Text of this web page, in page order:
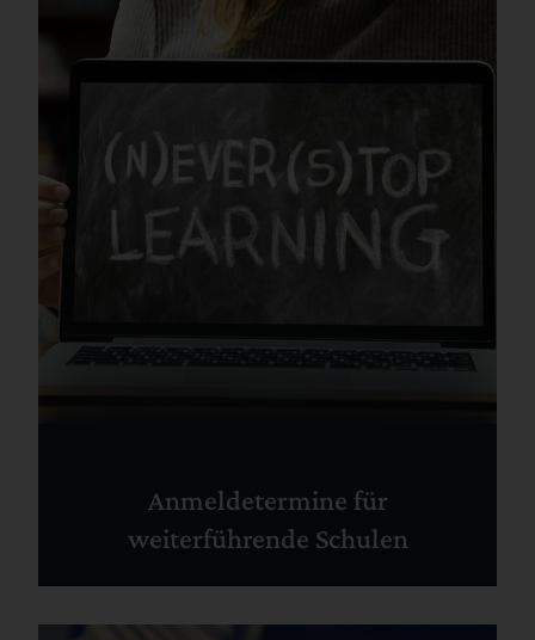
Anmeldetermine für
weiterführende Schulen